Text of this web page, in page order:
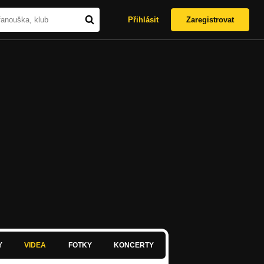
Přihlásit Zaregistrovat
VIDEA FOTKY KONCERTY